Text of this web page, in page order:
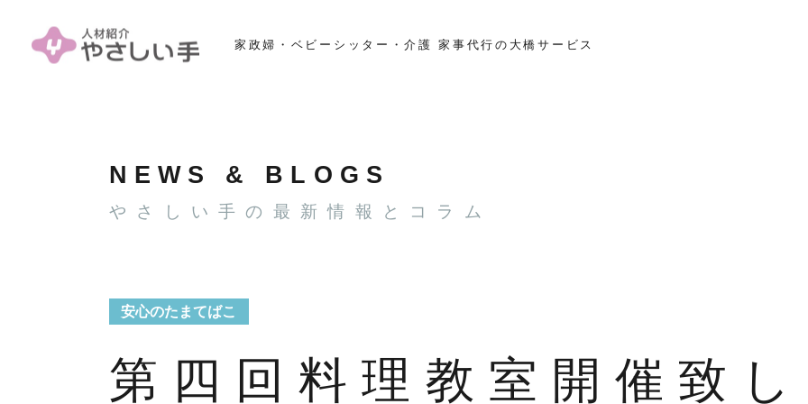
家政婦・ベビーシッター・介護 家事代行の大橋サービス
NEWS & BLOGS
やさしい手の最新情報とコラム
安心のたまてばこ
第四回料理教室開催致